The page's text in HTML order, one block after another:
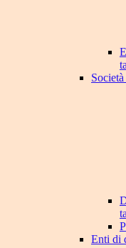
Enti di